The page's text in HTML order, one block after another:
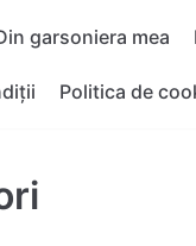
garsoniera mea
Politica de